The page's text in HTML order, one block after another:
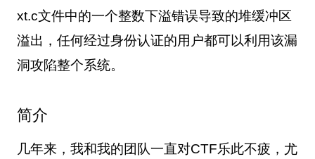
xt.c文件中的一个整数下溢错误导致的堆缓冲区
溢出，任何经过身份认证的用户都可以利用该漏
洞攻陷整个系统。
简介
几年来，我和我的团队一直对CTF乐此不疲，尤